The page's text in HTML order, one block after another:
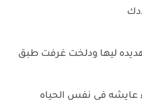
ليها ودلخت غرفت طبق
عايشه فى نفس الحياه